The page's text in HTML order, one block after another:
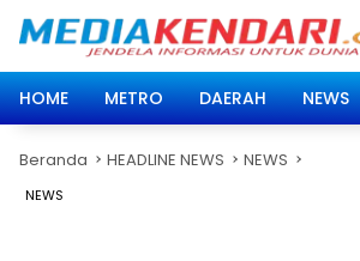
HOME
METRO DAERAH NEWS
Beranda HEADLINE NEWS NEWS
NEWS